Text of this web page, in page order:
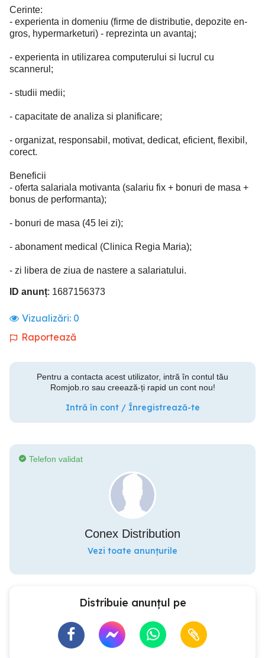
Cerinte:
- experienta in domeniu (firme de distributie, depozite en-
gros, hypermarketuri) - reprezinta un avantaj;
- experienta in utilizarea computerului si lucrul cu
scannerul;
- studii medii;
- capacitate de analiza si planificare;
- organizat, responsabil, motivat, dedicat, eficient, flexibil,
corect.
Beneficii
- oferta salariala motivanta (salariu fix + bonuri de masa +
bonus de performanta);
- bonuri de masa (45 lei zi);
- abonament medical (Clinica Regia Maria);
- zi libera de ziua de nastere a salariatului.
ID anunț: 1687156373
Vizualizări: 0
Raportează
Pentru a contacta acest utilizator, intră în contul tău
Romjob.ro sau creează-ți rapid un cont nou!
Intră în cont / Înregistrează-te
Telefon validat
Conex Distribution
Vezi toate anunțurile
Distribuie anunțul pe